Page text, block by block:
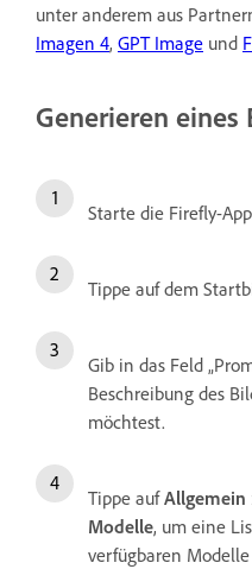
unter anderem aus
Imagen 4, GPT Image und
Generieren
Starte die Firefly-
Tippe auf dem
Gib in das Feld
Beschreibung des
möchtest.
Tippe aufAllgemein
Modelle, um eine
verfügbaren